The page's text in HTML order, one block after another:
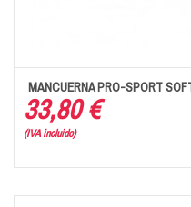
MANCUERNA PRO-SPORT
33,80 €
(IVA incluido)